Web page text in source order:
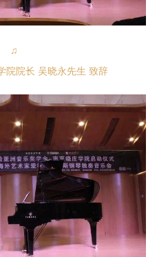
♫
院院长 吴晓永先生 致辞